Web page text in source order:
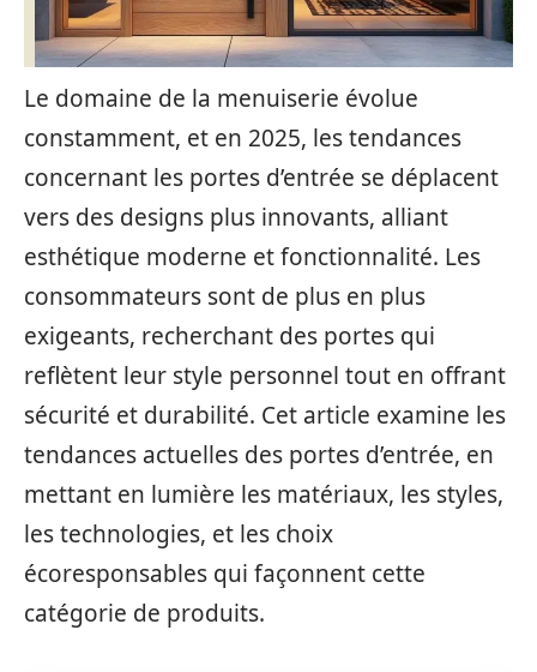
Le domaine de la menuiserie évolue
constamment, et en 2025, les tendances
concernant les portes d’entrée se déplacent
vers des designs plus innovants, alliant
esthétique moderne et fonctionnalité. Les
consommateurs sont de plus en plus
exigeants, recherchant des portes qui
reflètent leur style personnel tout en offrant
sécurité et durabilité. Cet article examine les
tendances actuelles des portes d’entrée, en
mettant en lumière les matériaux, les styles,
les technologies, et les choix
écoresponsables qui façonnent cette
catégorie de produits.